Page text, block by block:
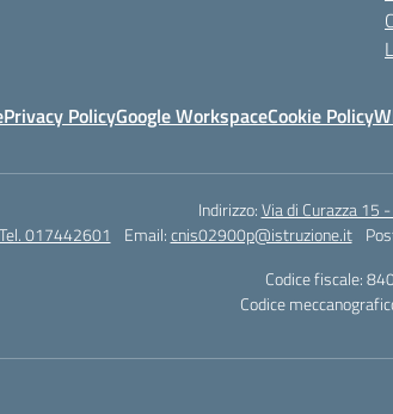
Privacy PolicyGoogle WorkspaceCookie Policy
Indirizzo:Via di Curazza 15
Tel. 017442601 Email:cnis02900p@istruzione.it
Codice fiscale:
Codice